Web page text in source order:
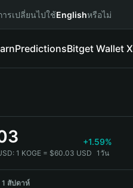
รเปลี่ยนไปใช้Englishหรือไม่
PredictionsBitget Wallet X
+1.59%
1 KOGE = $60.03 USD 1วัน
1 สัปดาห์